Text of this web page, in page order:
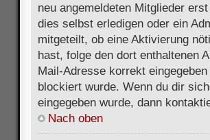
neu angemeldeten Mitglieder
dies selbst erledigen oder ein
mitgeteilt, ob eine Aktivierung
hast, folge den dort enthaltenen
Mail-Adresse korrekt
blockiert wurde. Wenn du dir
eingegeben wurde, dann
Nach oben